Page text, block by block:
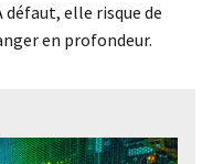
défaut, elle risque de
en profondeur.